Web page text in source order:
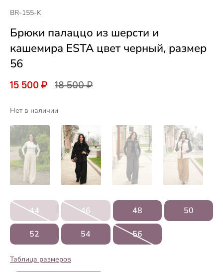
BR-155-K
Брюки палаццо из шерсти и
кашемира ESTA цвет черный, размер
56
15 500 ₽ 18 500 ₽
Нет в наличии
44 46 48 50
52 54 56
Таблица размеров